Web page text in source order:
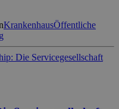
KrankenhausÖffentliche